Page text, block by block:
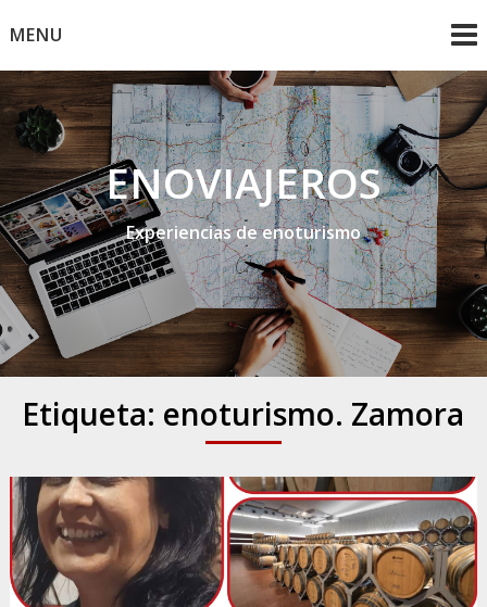
toMENU
ENOVIAJEROS
Experiencias de enoturismo
Etiqueta: enoturismo. Zamora